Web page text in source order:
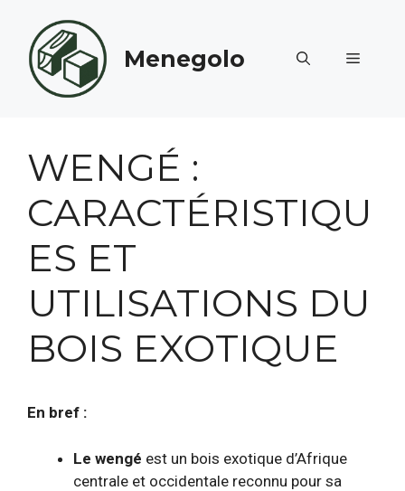
contenu
Menegolo MENU
WENGÉ :
CARACTÉRISTIQU
ES ET
UTILISATIONS DU
BOIS EXOTIQUE
En bref :
Le wengé est un bois exotique d’Afrique
centrale et occidentale reconnu pour sa